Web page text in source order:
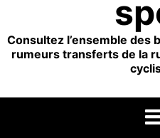
Consultez l’ensemble des
rumeurs transferts de la